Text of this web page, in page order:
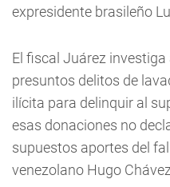
expresidente brasileño
El fiscal Juárez
presuntos delitos de
ilícita para delinquir al
esas donaciones no
supuestos aportes del
venezolano Hugo